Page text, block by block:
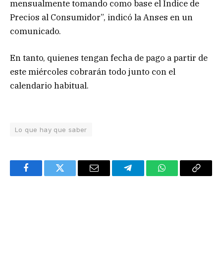
mensualmente tomando como base el Índice de
Precios al Consumidor”, indicó la Anses en un
comunicado.
En tanto, quienes tengan fecha de pago a partir de
este miércoles cobrarán todo junto con el
calendario habitual.
Lo que hay que saber
FacebookTwitter Email TelegramWhatsAppCopy